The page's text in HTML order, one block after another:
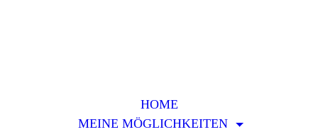
HOME
MEINE MÖGLICHKEITEN